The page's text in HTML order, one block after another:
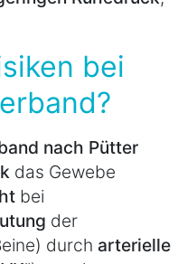
bei
nach Pütter
das Gewebe
bei
der
durch arterielle